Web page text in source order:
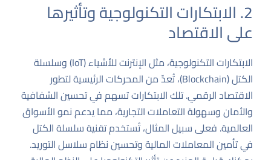
2. الابتكارات التكنولوجية وتأثيرها
على الاقتصاد
الابتكارات التكنولوجية، مثل الإنترنت للأشياء (IoT) وسلسلة
الكتل (Blockchain)، تُعدّ من المحركات الرئيسية لتطور
الاقتصاد الرقمي. تلك الابتكارات تسهم في تحسين الشفافية
والأمان وسهولة التعاملات التجارية، مما يدعم نمو الأسواق
العالمية. فعلى سبيل المثال، تُستخدم تقنية سلسلة الكتل
في تأمين المعاملات المالية وتحسين نظام سلاسل التوريد.